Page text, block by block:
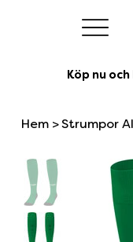
Köp nu
Hem >Strumpor